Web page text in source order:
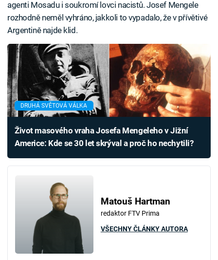
agenti Mosadu i soukromí lovci nacistů. Josef Mengele
rozhodně neměl vyhráno, jakkoli to vypadalo, že v přívětivé
Argentině najde klid.
DRUHÁ SVĚTOVÁ VÁLKA
Život masového vraha Josefa Mengeleho v Jižní
Americe: Kde se 30 let skrýval a proč ho nechytili?
Matouš Hartman
redaktor FTV Prima
VŠECHNY ČLÁNKY AUTORA